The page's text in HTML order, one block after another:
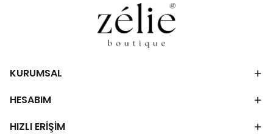
KURUMSAL
HESABIM
HIZLI ERİŞİM